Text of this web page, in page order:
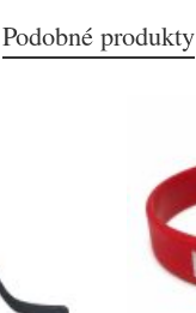
Podobné produkty